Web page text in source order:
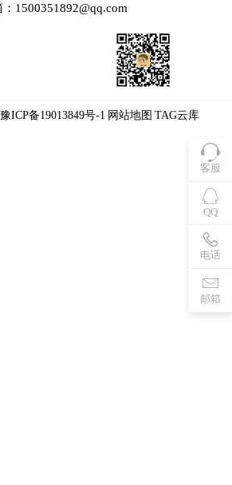
客服
QQ
电话
邮箱
：1500351892@qq.com
豫ICP备19013849号-1 网站地图 TAG云库